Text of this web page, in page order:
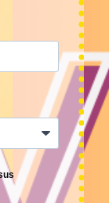
una amplia
equipo
la moda.